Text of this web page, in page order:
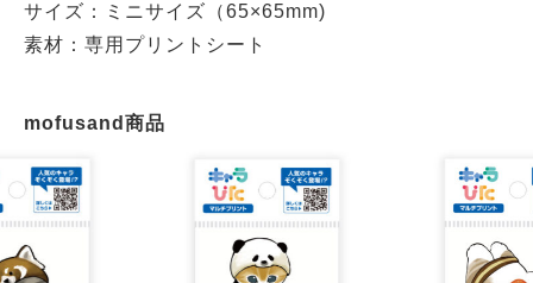
サイズ：ミニサイズ（65×65mm)
素材：専用プリントシート
mofusand商品